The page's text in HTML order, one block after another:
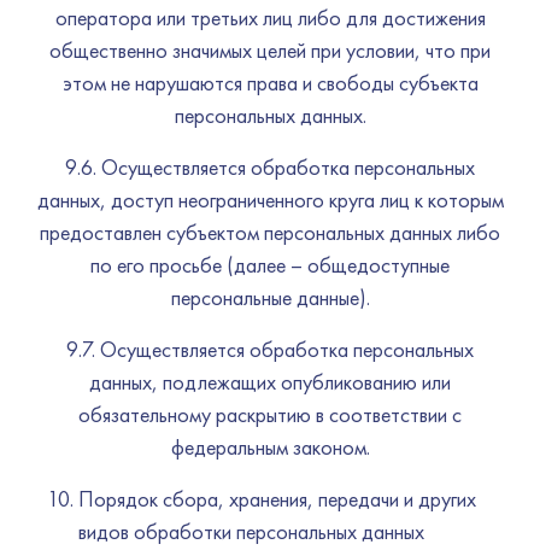
оператора или третьих лиц либо для достижения
общественно значимых целей при условии, что при
этом не нарушаются права и свободы субъекта
персональных данных.
9.6. Осуществляется обработка персональных
данных, доступ неограниченного круга лиц к которым
предоставлен субъектом персональных данных либо
по его просьбе (далее – общедоступные
персональные данные).
9.7. Осуществляется обработка персональных
данных, подлежащих опубликованию или
обязательному раскрытию в соответствии с
федеральным законом.
Порядок сбора, хранения, передачи и других
видов обработки персональных данных